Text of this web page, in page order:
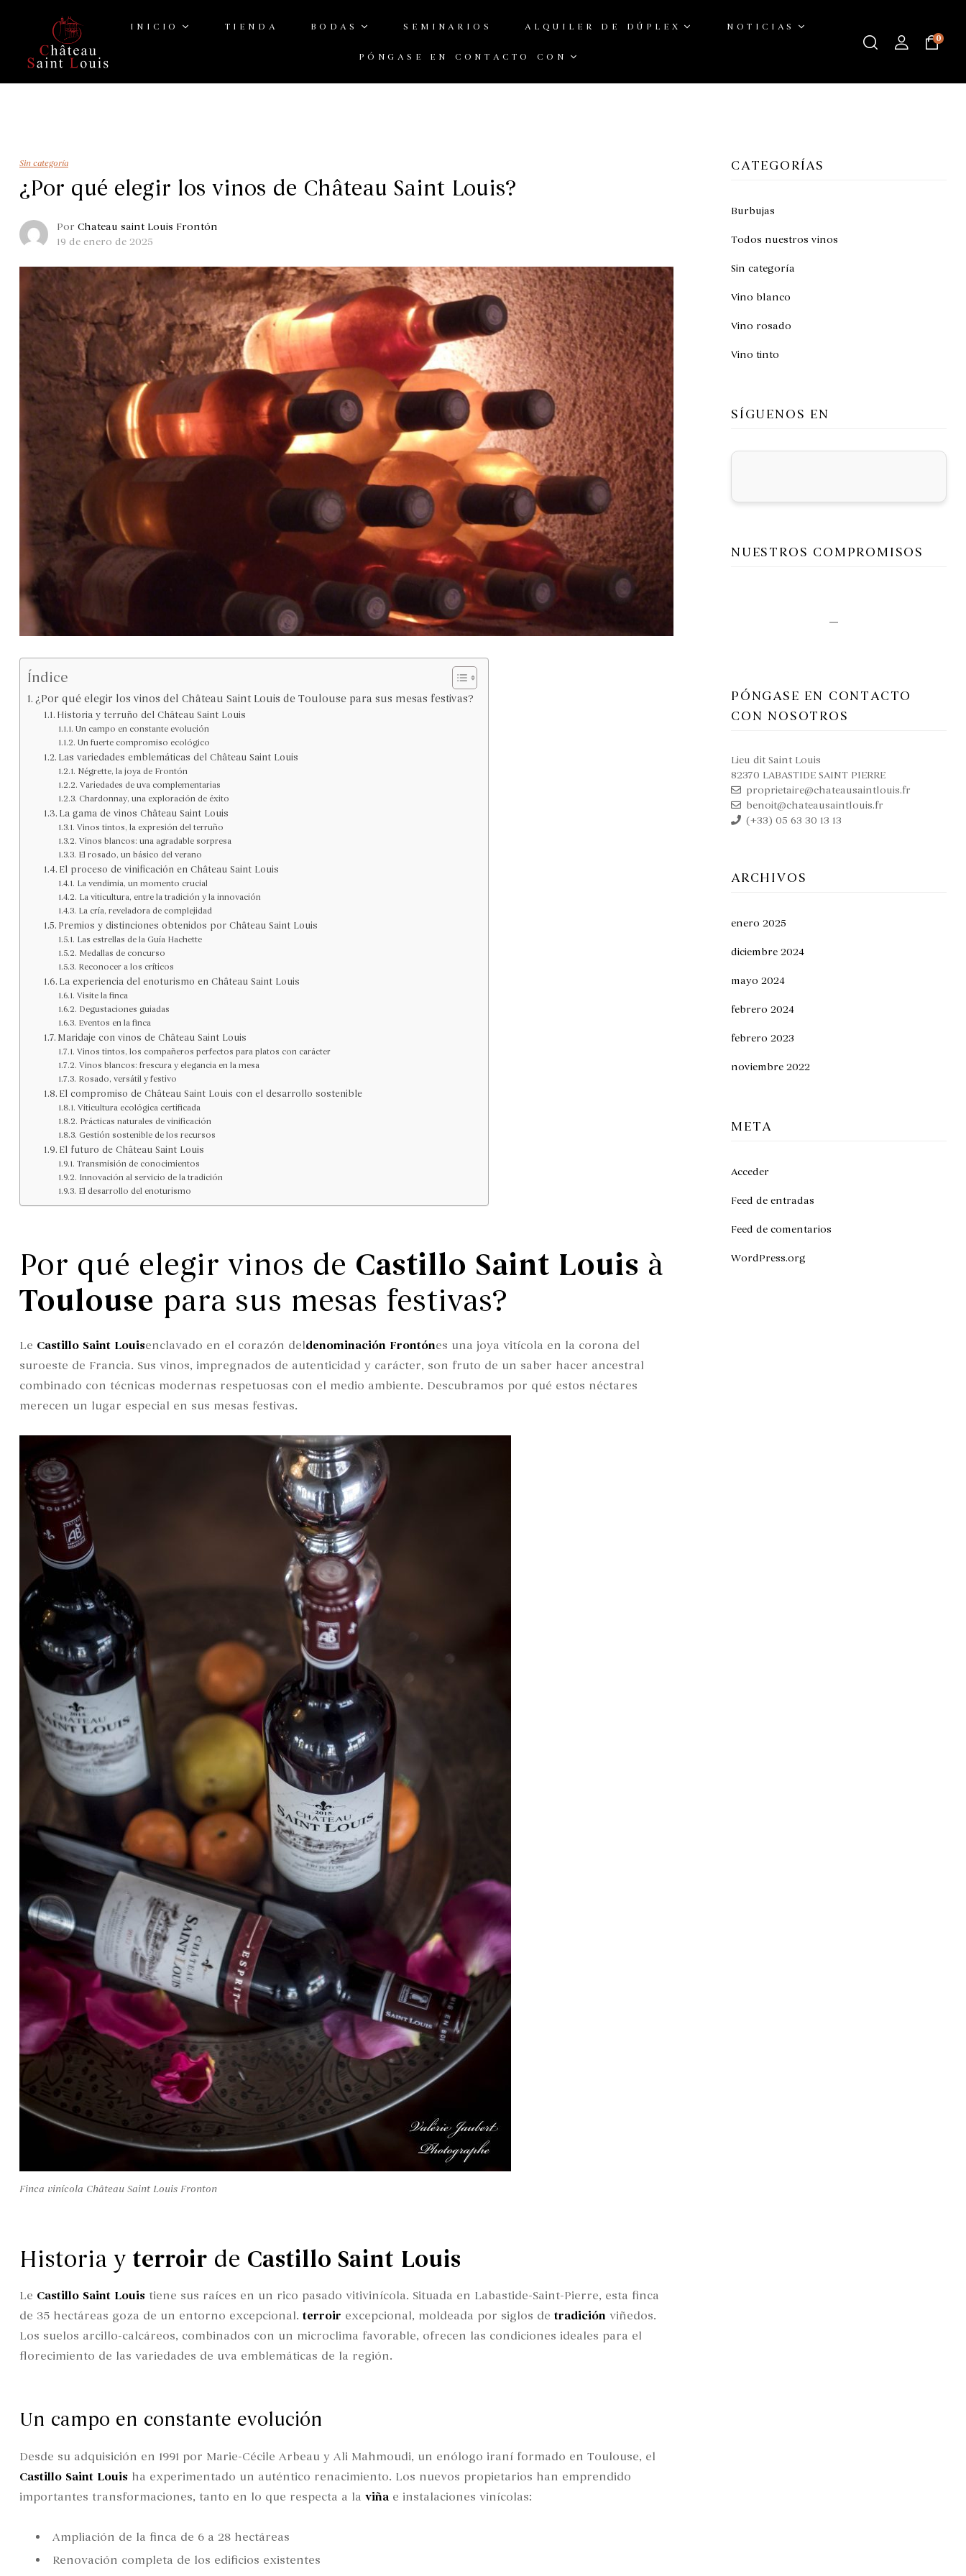
INICIO TIENDA BODAS SEMINARIOS ALQUILER DE DÚPLEX NOTICIAS
PÓNGASE EN CONTACTO CON
0
Página de inicio / Sin categoría / ¿Por qué elegir los vinos de Château Saint Louis?
Sin categoría
¿Por qué elegir los vinos de Château Saint Louis?
Por Chateau saint Louis Frontón
19 de enero de 2025
Índice
¿Por qué elegir los vinos del Château Saint Louis de Toulouse para sus mesas festivas?
Historia y terruño del Château Saint Louis
Un campo en constante evolución
Un fuerte compromiso ecológico
Las variedades emblemáticas del Château Saint Louis
Négrette, la joya de Frontón
Variedades de uva complementarias
Chardonnay, una exploración de éxito
La gama de vinos Château Saint Louis
Vinos tintos, la expresión del terruño
Vinos blancos: una agradable sorpresa
El rosado, un básico del verano
El proceso de vinificación en Château Saint Louis
La vendimia, un momento crucial
La viticultura, entre la tradición y la innovación
La cría, reveladora de complejidad
Premios y distinciones obtenidos por Château Saint Louis
Las estrellas de la Guía Hachette
Medallas de concurso
Reconocer a los críticos
La experiencia del enoturismo en Château Saint Louis
Visite la finca
Degustaciones guiadas
Eventos en la finca
Maridaje con vinos de Château Saint Louis
Vinos tintos, los compañeros perfectos para platos con carácter
Vinos blancos: frescura y elegancia en la mesa
Rosado, versátil y festivo
El compromiso de Château Saint Louis con el desarrollo sostenible
Viticultura ecológica certificada
Prácticas naturales de vinificación
Gestión sostenible de los recursos
El futuro de Château Saint Louis
Transmisión de conocimientos
Innovación al servicio de la tradición
El desarrollo del enoturismo
Por qué elegir vinos de Castillo Saint Louis à
Toulouse para sus mesas festivas?
Le Castillo Saint Louisenclavado en el corazón deldenominación Frontónes una joya vitícola en la corona del
suroeste de Francia. Sus vinos, impregnados de autenticidad y carácter, son fruto de un saber hacer ancestral
combinado con técnicas modernas respetuosas con el medio ambiente. Descubramos por qué estos néctares
merecen un lugar especial en sus mesas festivas.
Finca vinícola Château Saint Louis Fronton
Historia y terroir de Castillo Saint Louis
Le Castillo Saint Louis tiene sus raíces en un rico pasado vitivinícola. Situada en Labastide-Saint-Pierre, esta finca
de 35 hectáreas goza de un entorno excepcional. terroir excepcional, moldeada por siglos de tradición viñedos.
Los suelos arcillo-calcáreos, combinados con un microclima favorable, ofrecen las condiciones ideales para el
florecimiento de las variedades de uva emblemáticas de la región.
Un campo en constante evolución
Desde su adquisición en 1991 por Marie-Cécile Arbeau y Ali Mahmoudi, un enólogo iraní formado en Toulouse, el
Castillo Saint Louis ha experimentado un auténtico renacimiento. Los nuevos propietarios han emprendido
importantes transformaciones, tanto en lo que respecta a la viña e instalaciones vinícolas:
Ampliación de la finca de 6 a 28 hectáreas
Renovación completa de los edificios existentes
CATEGORÍAS
Burbujas
Todos nuestros vinos
Sin categoría
Vino blanco
Vino rosado
Vino tinto
SÍGUENOS EN
NUESTROS COMPROMISOS
PÓNGASE EN CONTACTO
CON NOSOTROS
Lieu dit Saint Louis
82370 LABASTIDE SAINT PIERRE
proprietaire@chateausaintlouis.fr
benoit@chateausaintlouis.fr
(+33) 05 63 30 13 13
ARCHIVOS
enero 2025
diciembre 2024
mayo 2024
febrero 2024
febrero 2023
noviembre 2022
META
Acceder
Feed de entradas
Feed de comentarios
WordPress.org